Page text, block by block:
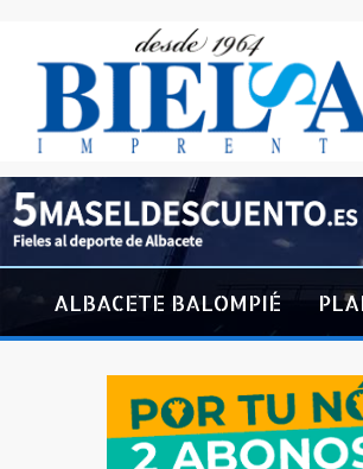
ALBACETE BALOMPIÉ